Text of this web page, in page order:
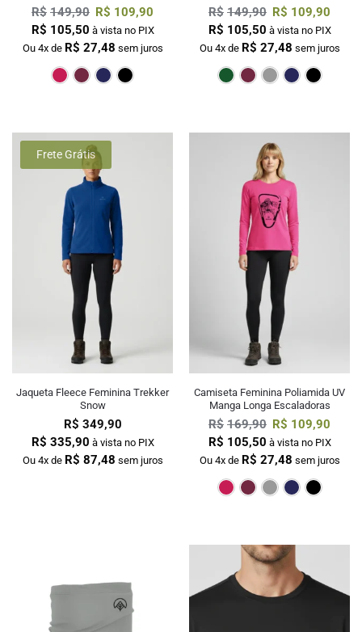
R$ 149,90 R$ 109,90
R$ 105,50 à vista no PIX
Ou 4x de R$ 27,48 sem juros
Pink Preto
R$ 149,90 R$ 109,90
R$ 105,50 à vista no PIX
Ou 4x de R$ 27,48 sem juros
Verde Escuro
Bordô
Frete Grátis
Jaqueta Fleece Feminina Trekker
Snow
R$ 349,90
R$ 335,90 à vista no PIX
Ou 4x de R$ 87,48 sem juros
Camiseta Feminina Poliamida UV
Manga Longa Escaladoras
R$ 169,90 R$ 109,90
R$ 105,50 à vista no PIX
Ou 4x de R$ 27,48 sem juros
PinkBordô